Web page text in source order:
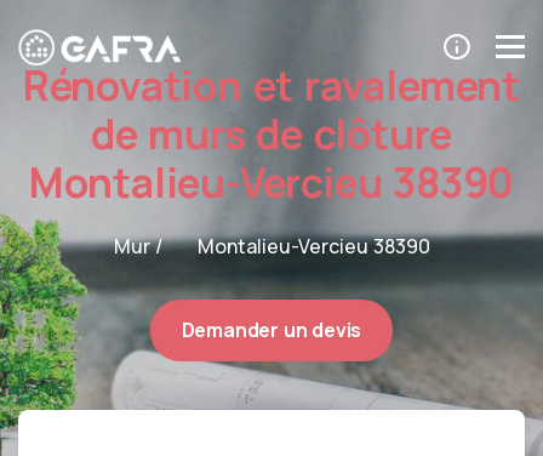
Rénovation et ravalement
de murs de clôture
Montalieu-Vercieu 38390
Mur / Montalieu-Vercieu 38390
Demander un devis